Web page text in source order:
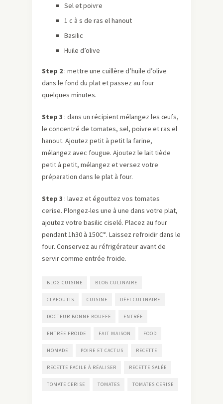
Sel et poivre
1 c à s de ras el hanout
Basilic
Huile d’olive
Step 2 : mettre une cuillère d’huile d’olive
dans le fond du plat et passez au four
quelques minutes.
Step 3 : dans un récipient mélangez les œufs,
le concentré de tomates, sel, poivre et ras el
hanout. Ajoutez petit à petit la farine,
mélangez avec fougue. Ajoutez le lait tiède
petit à petit, mélangez et versez votre
préparation dans le plat à four.
Step 3 : lavez et égouttez vos tomates
cerise. Plongez-les une à une dans votre plat,
ajoutez votre basilic ciselé. Placez au four
pendant 1h30 à 150C°. Laissez refroidir dans le
four. Conservez au réfrigérateur avant de
servir comme entrée froide.
BLOG CUISINE BLOG CULINAIRE
CLAFOUTIS CUISINE DÉFI CULINAIRE
DOCTEUR BONNE BOUFFE ENTRÉE
ENTRÉE FROIDE FAIT MAISON FOOD
HOMADE POIRE ET CACTUS RECETTE
RECETTE FACILE À RÉALISER RECETTE SALÉE
TOMATE CERISE TOMATES TOMATES CERISE